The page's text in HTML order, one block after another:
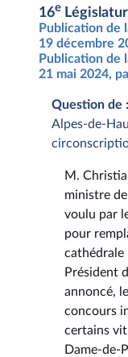
16e
Publication de
19 décembre
Publication de
21 mai 2024,
Question de :
Alpes-de-
M.
ministre
voulu par
pour
cathédrale
Président
annoncé,
concours
certains
Dame-de-